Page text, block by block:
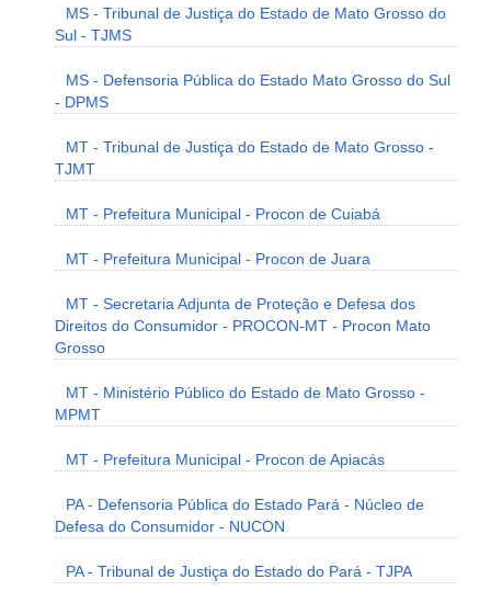
MS - Tribunal de Justiça do Estado de Mato Grosso do
Sul - TJMS
MS - Defensoria Pública do Estado Mato Grosso do Sul
- DPMS
MT - Tribunal de Justiça do Estado de Mato Grosso -
TJMT
MT - Prefeitura Municipal - Procon de Cuiabá
MT - Prefeitura Municipal - Procon de Juara
MT - Secretaria Adjunta de Proteção e Defesa dos
Direitos do Consumidor - PROCON-MT - Procon Mato
Grosso
MT - Ministério Público do Estado de Mato Grosso -
MPMT
MT - Prefeitura Municipal - Procon de Apiacás
PA - Defensoria Pública do Estado Pará - Núcleo de
Defesa do Consumidor - NUCON
PA - Tribunal de Justiça do Estado do Pará - TJPA